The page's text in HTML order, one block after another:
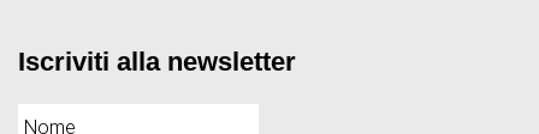
Iscriviti alla newsletter